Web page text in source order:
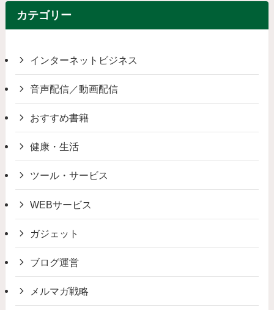
カテゴリー
インターネットビジネス
音声配信／動画配信
おすすめ書籍
健康・生活
ツール・サービス
WEBサービス
ガジェット
ブログ運営
メルマガ戦略